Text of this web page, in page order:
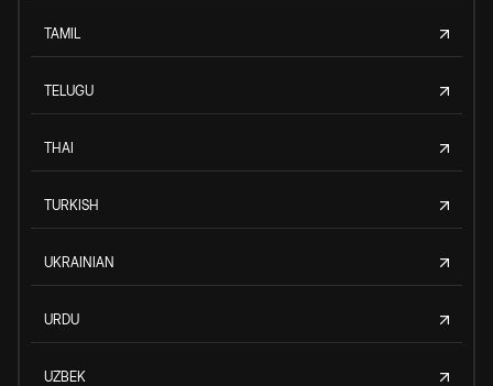
TAMIL
TELUGU
THAI
TURKISH
UKRAINIAN
URDU
UZBEK